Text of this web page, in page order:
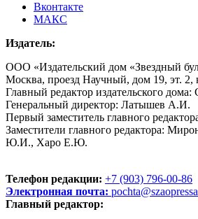
Вконтакте
МАКС
Издатель:
ООО «Издательский дом «Звездный
Москва, проезд Научный, дом 19, эт.
Главный редактор издательского
Генеральный директор: Латышев А.И.
Первый заместитель главного
Заместители главного редактора:
Ю.И., Харо Е.Ю.
Телефон редакции: +7 (903) 796-00-86
Электронная почта:
Главный редактор: